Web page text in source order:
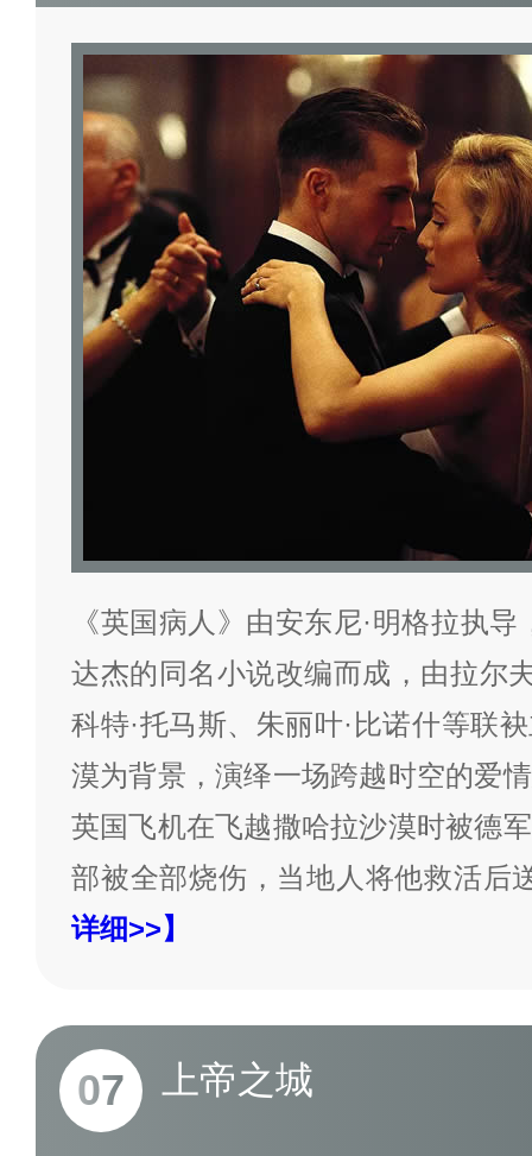
《英国病人》由安东尼·明格拉执
达杰的同名小说改编而成，由拉尔
科特·托马斯、朱丽叶·比诺什等联
漠为背景，演绎一场跨越时空的爱
英国飞机在飞越撒哈拉沙漠时被德
部被全部烧伤，当地人将他救活后
详细>>】
07 上帝之城